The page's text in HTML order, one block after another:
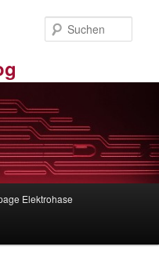
Elektrohase